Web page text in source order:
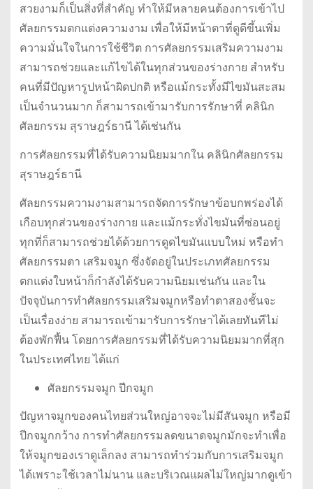
สวยงามก็เป็นสิ่งที่สำคัญ ทำให้มีหลายคนต้องการเข้าไป
ศัลยกรรมตกแต่งความงาม เพื่อให้มีหน้าตาที่ดูดีขึ้นเพิ่ม
ความมั่นใจในการใช้ชีวิต การศัลยกรรมเสริมความงาม
สามารถช่วยและแก้ไขได้ในทุกส่วนของร่างกาย สำหรับ
คนที่มีปัญหารูปหน้าผิดปกติ หรือแม้กระทั้งมีไขมันสะสม
เป็นจำนวนมาก ก็สามารถเข้ามารับการรักษาที่ คลินิก
ศัลยกรรม สุราษฎร์ธานี ได้เช่นกัน
การศัลยกรรมที่ได้รับความนิยมมากใน คลินิกศัลยกรรม
สุราษฎร์ธานี
ศัลยกรรมความงามสามารถจัดการรักษาข้อบกพร่องได้
เกือบทุกส่วนของร่างกาย และแม้กระทั่งไขมันที่ซ่อนอยู่
ทุกที่ก็สามารถช่วยได้ด้วยการดูดไขมันแบบใหม่ หรือทำ
ศัลยกรรมตา เสริมจมูก ซึ่งจัดอยู่ในประเภทศัลยกรรม
ตกแต่งใบหน้าก็กำลังได้รับความนิยมเช่นกัน และใน
ปัจจุบันการทำศัลยกรรมเสริมจมูกหรือทำตาสองชั้นจะ
เป็นเรื่องง่าย สามารถเข้ามารับการรักษาได้เลยทันทีไม่
ต้องพักฟื้น โดยการศัลยกรรมที่ได้รับความนิยมมากที่สุก
ในประเทศไทย ได้แก่
ศัลยกรรมจมูก ปีกจมูก
ปัญหาจมูกของคนไทยส่วนใหญ่อาจจะไม่มีสันจมูก หรือมี
ปีกจมูกกว้าง การทำศัลยกรรมลดขนาดจมูกมักจะทำเพื่อ
ให้จมูกของเราดูเล็กลง สามารถทำร่วมกับการเสริมจมูก
ได้เพราะใช้เวลาไม่นาน และบริเวณแผลไม่ใหญ่มากดูเข้า